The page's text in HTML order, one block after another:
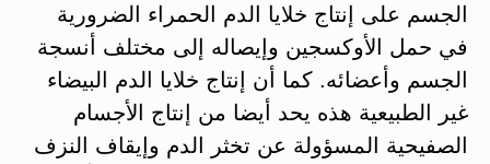
الجسم على إنتاج خلايا الدم الحمراء الضرورية
في حمل الأوكسجين وإيصاله إلى مختلف أنسجة
الجسم وأعضائه. كما أن إنتاج خلايا الدم البيضاء
غير الطبيعية هذه يحد أيضا من إنتاج الأجسام
الصفيحية المسؤولة عن تخثر الدم وإيقاف النزف